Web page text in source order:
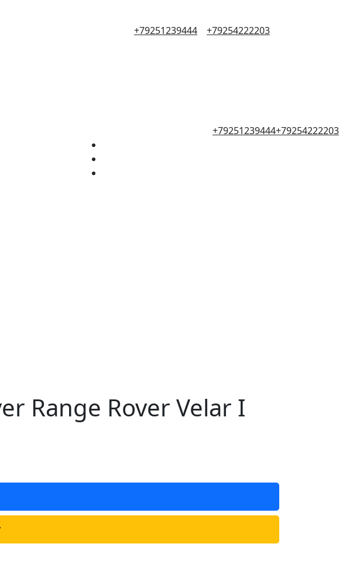
+79251239444 +79254222203
+79251239444+79254222203
Range Rover Velar I